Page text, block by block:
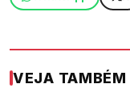
VEJA TAMBÉM